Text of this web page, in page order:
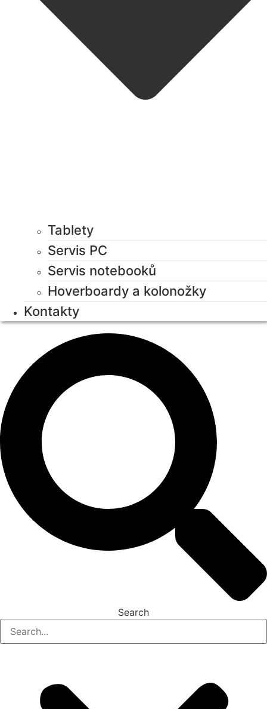
Tablety
Servis PC
Servis notebooků
Hoverboardy a kolonožky
Kontakty
Search